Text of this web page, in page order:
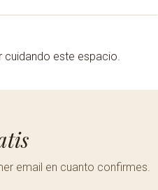
cuidando este espacio.
email en cuanto confirmes.